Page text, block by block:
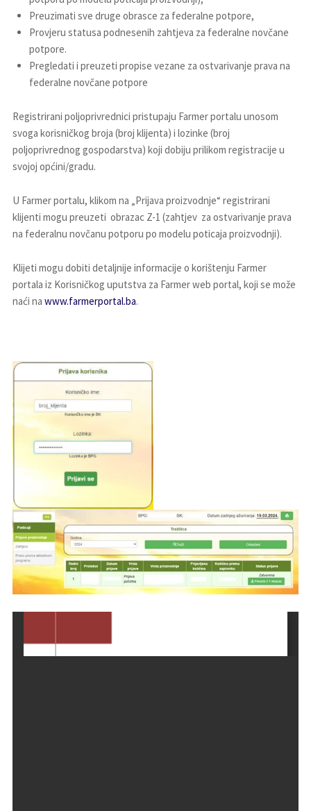
Preuzimati sve druge obrasce za federalne potpore,
Provjeru statusa podnesenih zahtjeva za federalne novčane
potpore.
Pregledati i preuzeti propise vezane za ostvarivanje prava na
federalne novčane potpore
Registrirani poljoprivrednici pristupaju Farmer portalu unosom
svoga korisničkog broja (broj klijenta) i lozinke (broj
poljoprivrednog gospodarstva) koji dobiju prilikom registracije u
svojoj općini/gradu.
U Farmer portalu, klikom na „Prijava proizvodnje“ registrirani
klijenti mogu preuzeti obrazac Z-1 (zahtjev za ostvarivanje prava
na federalnu novčanu potporu po modelu poticaja proizvodnji).
Klijeti mogu dobiti detaljnije informacije o korištenju Farmer
portala iz Korisničkog uputstva za Farmer web portal, koji se može
naći na www.farmerportal.ba.